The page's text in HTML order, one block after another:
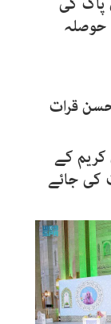
حوصلہ
قرات
کے
کی جائے